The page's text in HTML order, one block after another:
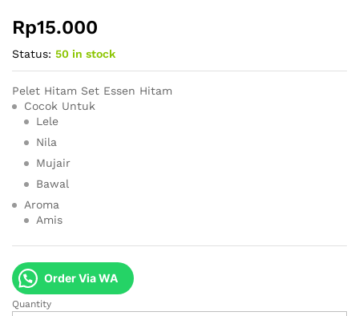
Rp15.000
Status: 50 in stock
Pelet Hitam Set Essen Hitam
Cocok Untuk
Lele
Nila
Mujair
Bawal
Aroma
Amis
Order Via WA
Pelet
Quantity